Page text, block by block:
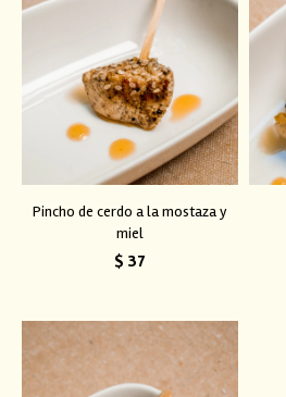
Pincho de cerdo a la mostaza y
miel
$ 37